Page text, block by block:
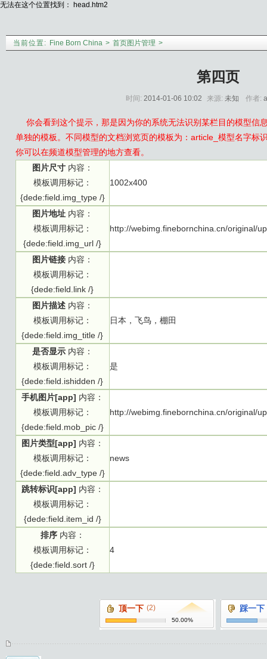
无法在这个位置找到： head.htm2
当前位置: Fine Born China > 首页图片管理 >
第四页
时间: 2014-01-06 10:02 来源: 未知 作者:
你会看到这个提示，那是因为你的系统无法识别某栏目的模型信
单独的模板。不同模型的文档浏览页的模板为：article_模型名字标
你可以在频道模型管理的地方查看。
图片尺寸 内容：
模板调用标记：
{dede:field.img_type /}
1002x400
图片地址 内容：
模板调用标记：
{dede:field.img_url /}
http://webimg.finebornchina.cn/original/
图片链接 内容：
模板调用标记：
{dede:field.link /}
图片描述 内容：
模板调用标记：
{dede:field.img_title /}
日本，飞鸟，棚田
是否显示 内容：
模板调用标记：
{dede:field.ishidden /}
是
手机图片[app] 内容：
模板调用标记：
{dede:field.mob_pic /}
http://webimg.finebornchina.cn/original/
图片类型[app] 内容：
模板调用标记：
{dede:field.adv_type /}
news
跳转标识[app] 内容：
模板调用标记：
{dede:field.item_id /}
排序 内容：
模板调用标记：
{dede:field.sort /}
4
顶一下 (2)
50.00%
踩一下